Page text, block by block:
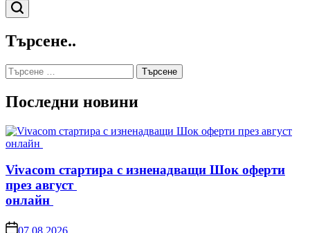
Търсене
Търсене..
Търсене
за:
Последни новини
Vivacom стартира с изненадващи Шок оферти
през август
онлайн
on07.08.2026